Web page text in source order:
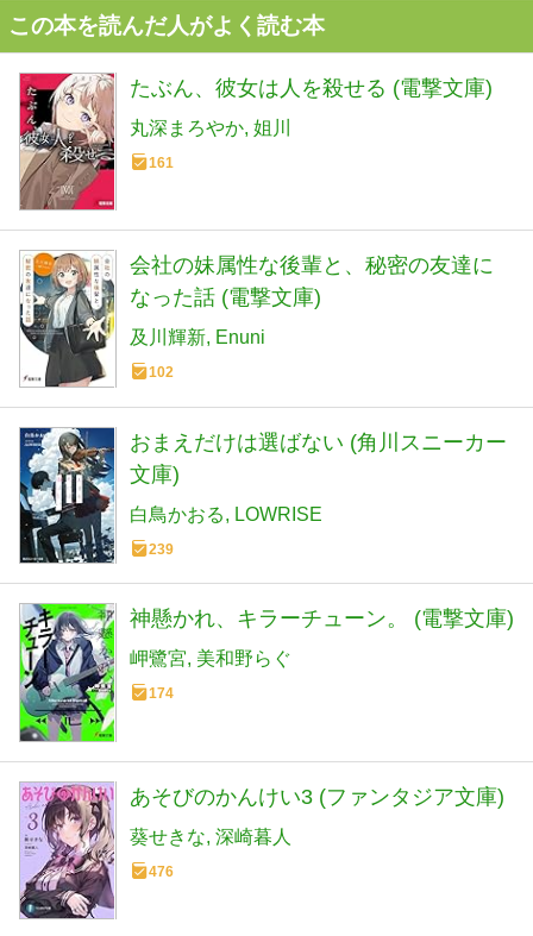
この本を読んだ人がよく読む本
たぶん、彼女は人を殺せる (電撃文庫)
丸深まろやか 姐川
161
会社の妹属性な後輩と、秘密の友達に
なった話 (電撃文庫)
及川輝新 Enuni
102
おまえだけは選ばない (角川スニーカー
文庫)
白鳥かおる LOWRISE
239
神懸かれ、キラーチューン。 (電撃文庫)
岬鷺宮 美和野らぐ
174
あそびのかんけい3 (ファンタジア文庫)
葵せきな 深崎暮人
476